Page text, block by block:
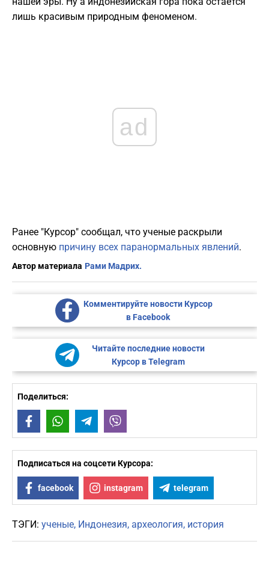
лишь красивым природным феноменом.
ad
Ранее "Курсор" сообщал, что ученые раскрыли
основную причину всех паранормальных явлений.
Автор материала Рами Мадрих.
Комментируйте новости Курсор
в Facebook
Читайте последние новости
Курсор в Telegram
Поделиться:
FacebookWhatsAppTelegram
Подписаться на соцсети Курсора:
facebook instagram telegram
ТЭГИ: ученые Индонезия археология история